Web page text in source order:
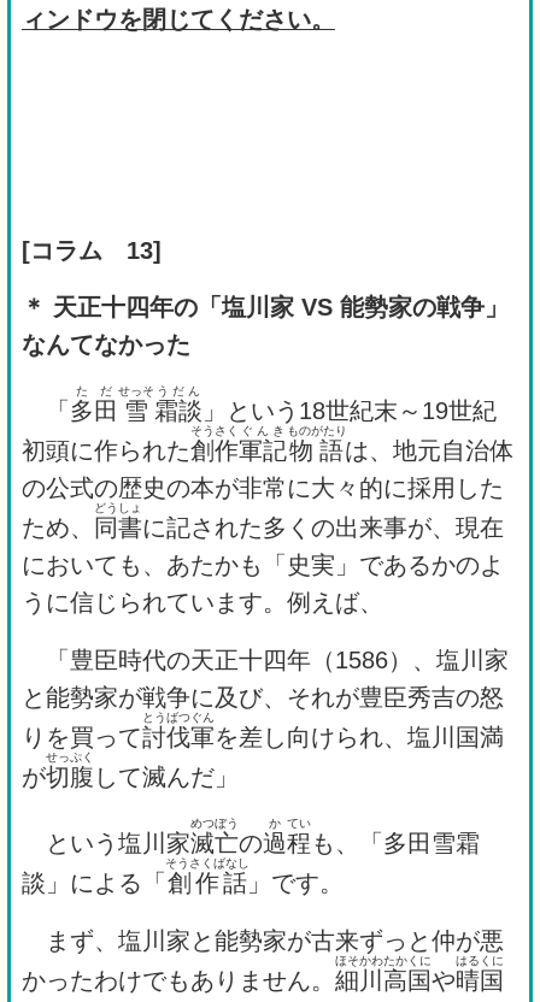
ィンドウを閉じてください。
[コラム 13]
＊ 天正十四年の「塩川家 VS 能勢家の戦争」
なんてなかった
「 多田
ただ
雪
せっそ
霜談
うだん
」という18世紀末～19世紀
初頭に作られた創作
そうさく
軍記
ぐんき
物語
ものがたり
は、地元自治体
の公式の歴史の本が非常に大々的に採用した
ため、
同書
どうしょ
に記された多くの出来事が、現在
においても、あたかも「史実」であるかのよ
うに信じられています。例えば、
「豊臣時代の天正十四年（1586）、塩川家
と能勢家が戦争に及び、それが豊臣秀吉の怒
りを買って討伐軍
とうばつぐん
を差し向けられ、塩川国満
が切腹
せっぷく
して滅んだ」
という塩川家滅亡
めつぼう
の過
か
程
てい
も、「多田雪霜
談」による「 創作話
そうさくばなし
」です。
まず、塩川家と能勢家が古来ずっと仲が悪
かったわけでもありません。 細川
ほそかわ
高国
たかくに
や晴
はる
国
くに